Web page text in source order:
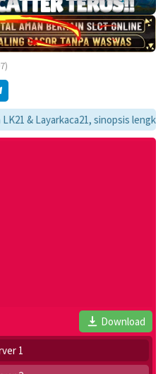
Layarkaca21, sinopsis lengkap,
Download
1